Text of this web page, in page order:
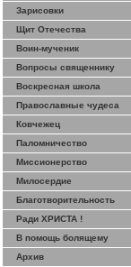
Зарисовки
Щит Отечества
Воин-мученик
Вопросы священнику
Воскресная школа
Православные чудеса
Ковчежец
Паломничество
Миссионерство
Милосердие
Благотворительность
Ради ХРИСТА !
В помощь болящему
Архив